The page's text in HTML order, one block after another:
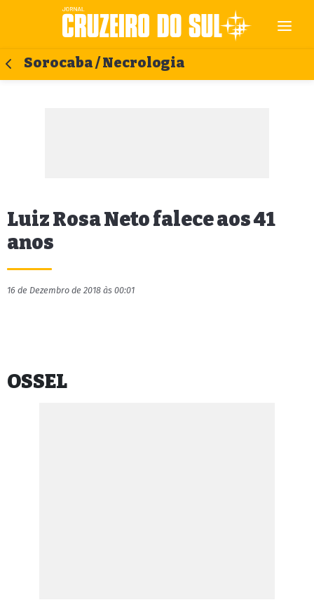
Sorocaba / Necrologia
Luiz Rosa Neto falece aos 41
anos
16 de Dezembro de 2018 às 00:01
OSSEL